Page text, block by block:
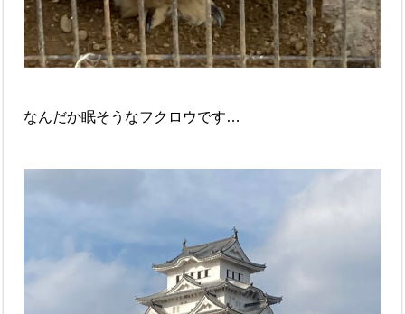
なんだか眠そうなフクロウです…